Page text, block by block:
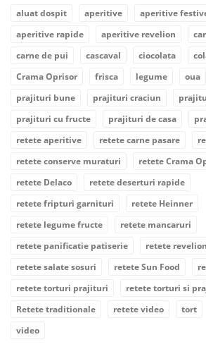
aluat dospit aperitive aperitive
aperitive rapide
aperitive revelion
carne de pui
cascaval ciocolata
Crama Oprisor
frisca legume oua
prajituri bune
prajituri craciun
prajituri cu fructe
prajituri de casa
retete aperitive
retete carne pasare
retete conserve muraturi
retete Crama
retete Delaco
retete deserturi rapide
retete fripturi garnituri
retete Heinner
retete legume fructe
retete mancaruri
retete panificatie patiserie
retete revelion
retete salate sosuri
retete Sun Food
retete torturi prajituri
retete torturi si
Retete traditionale
retete video tort
video